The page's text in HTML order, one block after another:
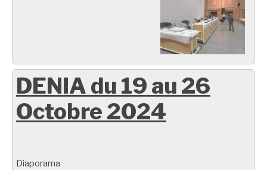
DENIA du 19 au 26
Octobre 2024
Diaporama